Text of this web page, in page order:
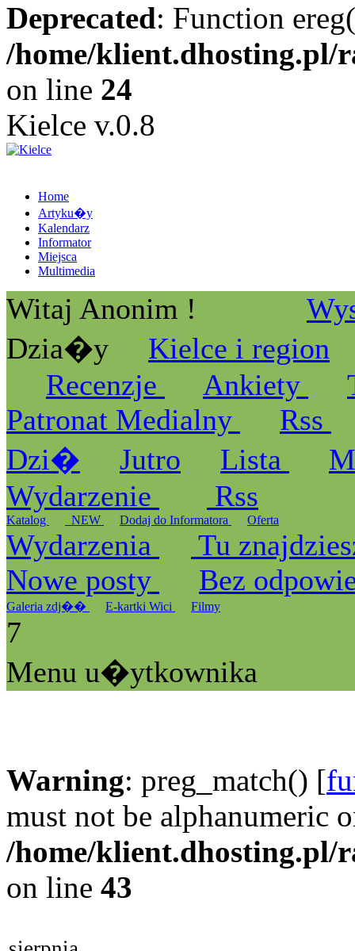
Deprecated: Function
/home/klient.dhosting.pl/
on line 24
Kielce v.0.8
Home
Artyku�y
Kalendarz
Informator
Miejsca
Multimedia
Witaj Anonim !
Dzia�y
Kielce i region
Recenzje
Ankiety
Patronat Medialny
Rss
Dzi�
Jutro Lista
Wydarzenie
Rss
Katalog _NEW Dodaj do Informatora Oferta
Wydarzenia
Tu
Nowe posty
Bez
Galeria zdj�� E-kartki Wici Filmy
7
Menu u�ytkownika
Warning: preg_match() [
must not be alphanumeric
/home/klient.dhosting.pl/
on line 43